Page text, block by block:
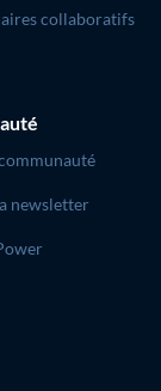
collaboratifs
newsletter